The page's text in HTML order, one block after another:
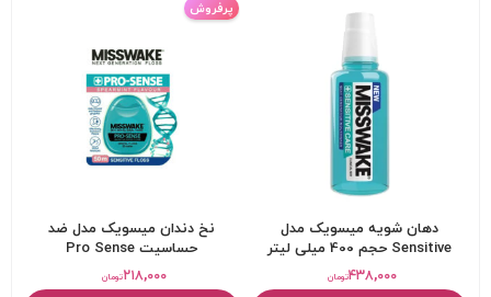
دهان شویه میسویک مدل
Sensitive حجم 400 میلی لیتر
تومان۴۳۸,۰۰۰
پرفروش
نخ دندان میسویک مدل ضد
حساسیت Pro Sense
تومان۲۱۸,۰۰۰